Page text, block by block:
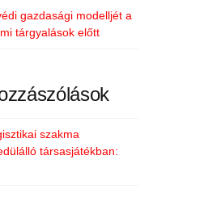
gazdasági modelljét a
tárgyalások előtt
szakma
társasjátékban: